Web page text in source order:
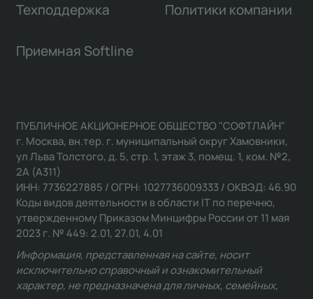
Техподдержка Политики компании
Приемная Softline
ПУБЛИЧНОЕ АКЦИОНЕРНОЕ ОБЩЕСТВО "СОФТЛАЙН"
г. Москва, вн.тер. г. муниципальный округ Хамовники,
ул Льва Толстого, д. 5, стр. 1, этаж 3, помещ. 1, ком. №2,
2А (А311)
ИНН: 7736227885 / ОГРН: 1027736009333 / ОКВЭД: 46.90
Коды видов деятельности в области IT по перечню,
утвержденному Приказом Минцифры России от 11 мая
2023 г. № 449: 2.01, 27.01, 4.01
Информация, представленная на сайте, носит
исключительно справочный и ознакомительный
характер, не предназначена для личных, семейных,